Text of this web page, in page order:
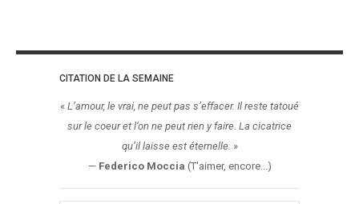
CITATION DE LA SEMAINE
« L’amour, le vrai, ne peut pas s’effacer. Il reste tatoué
sur le coeur et l’on ne peut rien y faire. La cicatrice
qu’il laisse est éternelle. »
— Federico Moccia (T'aimer, encore...)